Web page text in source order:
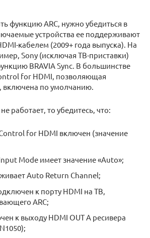
функцию ARC, нужно убедиться в
устройства ее поддерживают
кабелем (2009+ года выпуска). На
Sony (исключая ТВ-приставки)
BRAVIA Sync. В большинстве
for HDMI, позволяющая
включена по умолчанию.
работает, то убедитесь, что:
for HDMI включен (значение
Mode имеет значение «Auto»;
Auto Return Channel;
к порту HDMI на ТВ,
ARC;
к выходу HDMI OUT A ресивера